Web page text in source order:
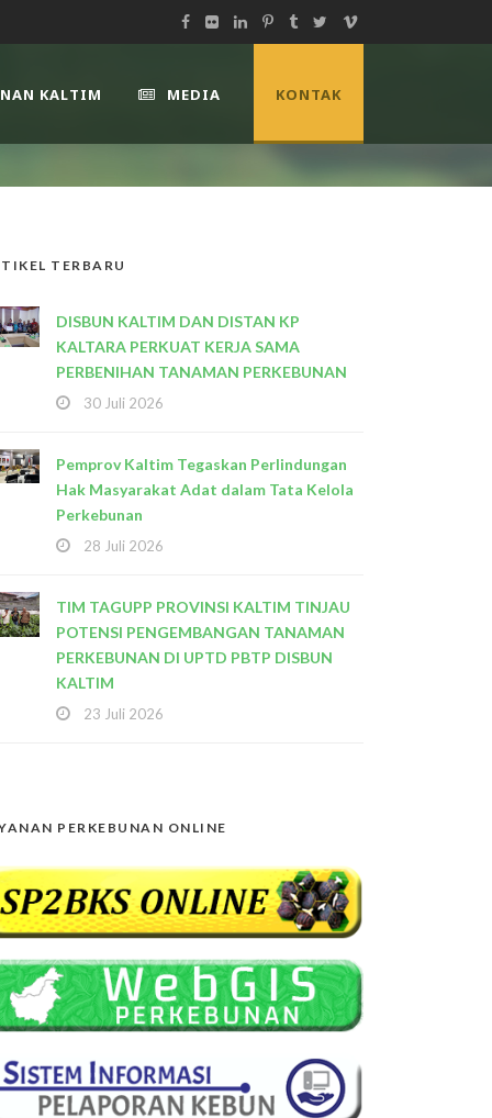
KALTIM MEDIA KONTAK
TERBARU
DISBUN KALTIM DAN DISTAN KP
KALTARA PERKUAT KERJA SAMA
PERBENIHAN TANAMAN PERKEBUNAN
30 Juli 2026
Pemprov Kaltim Tegaskan Perlindungan
Hak Masyarakat Adat dalam Tata Kelola
Perkebunan
28 Juli 2026
TIM TAGUPP PROVINSI KALTIM TINJAU
POTENSI PENGEMBANGAN TANAMAN
PERKEBUNAN DI UPTD PBTP DISBUN
KALTIM
23 Juli 2026
PERKEBUNAN ONLINE